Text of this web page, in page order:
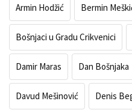
Armin Hodžić Bermin
Bošnjaci u Gradu Crikvenici
Damir Maras Dan Bošnjaka
Davud Mešinović Denis